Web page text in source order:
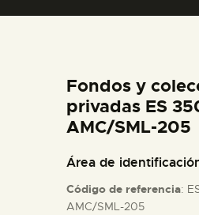
ESPAÑOL
PREPARAR LA
Fondos y
privadas ES
AMC/SML-205
Área de
Código de referencia:
AMC/SML-205